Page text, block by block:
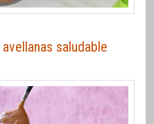
saludable